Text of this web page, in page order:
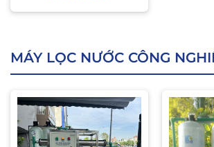
MÁY LỌC NƯỚC CÔNG